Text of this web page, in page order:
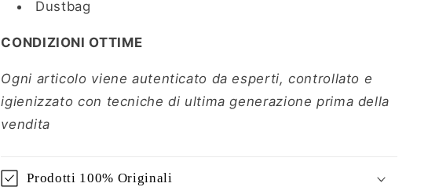
Dustbag
CONDIZIONI OTTIME
Ogni articolo viene autenticato da esperti, controllato e
igienizzato con tecniche di ultima generazione prima della
vendita
Prodotti 100% Originali